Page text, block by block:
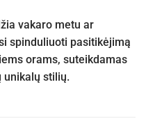
vakaro metu ar
spinduliuoti pasitikėjimą
orams, suteikdamas
unikalų stilių.